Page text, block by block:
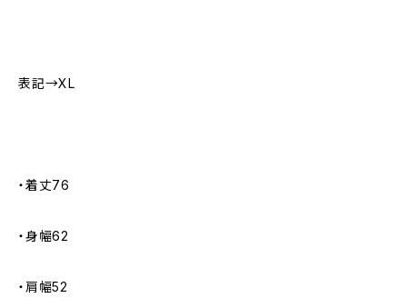
表記→XL
・着丈76
・身幅62
・肩幅52